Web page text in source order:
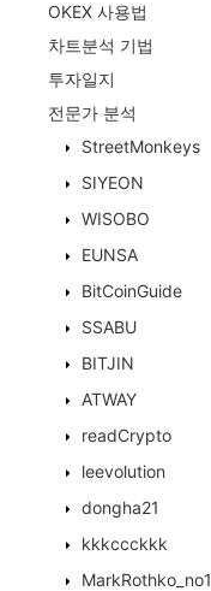
OKEX 사용법
차트분석 기법
투자일지
전문가 분석
StreetMonkeys
SIYEON
WISOBO
EUNSA
BitCoinGuide
SSABU
BITJIN
ATWAY
readCrypto
leevolution
dongha21
kkkccckkk
MarkRothko_no1